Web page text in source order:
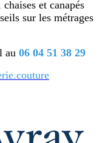
et canapés
sur les métrages
au 06 04 51 38 29